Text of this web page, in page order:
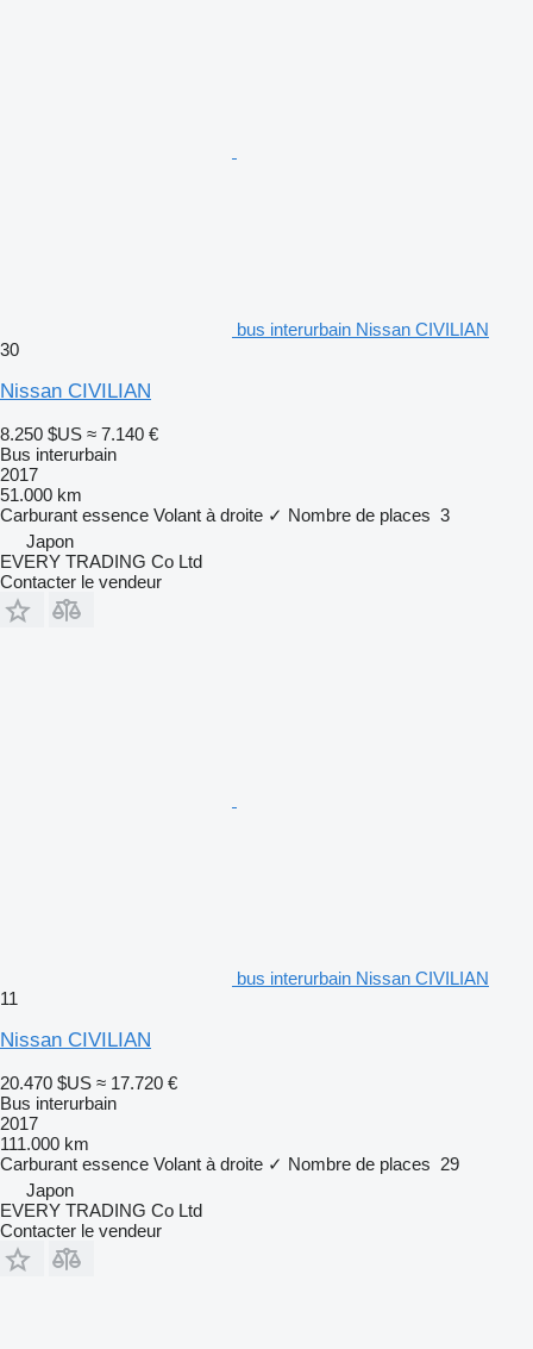
bus interurbain Nissan CIVILIAN
30
Nissan CIVILIAN
8.250 $US ≈ 7.140 €
Bus interurbain
2017
51.000 km
Carburant essence Volant à droite ✓ Nombre de places 3
Japon
EVERY TRADING Co Ltd
Contacter le vendeur
bus interurbain Nissan CIVILIAN
11
Nissan CIVILIAN
20.470 $US ≈ 17.720 €
Bus interurbain
2017
111.000 km
Carburant essence Volant à droite ✓ Nombre de places 29
Japon
EVERY TRADING Co Ltd
Contacter le vendeur